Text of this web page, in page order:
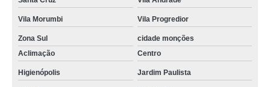
Vila Morumbi Vila Progredior
Zona Sul
cidade monções
Aclimação
Centro
Higienópolis Jardim Paulista